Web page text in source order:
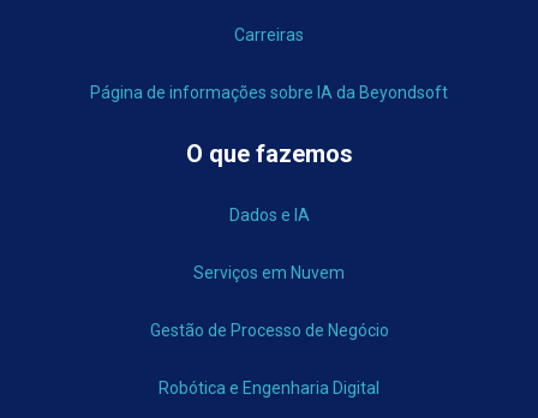
Carreiras
Página de informações sobre IA da Beyondsoft
O que fazemos
Dados e IA
Serviços em Nuvem
Gestão de Processo de Negócio
Robótica e Engenharia Digital